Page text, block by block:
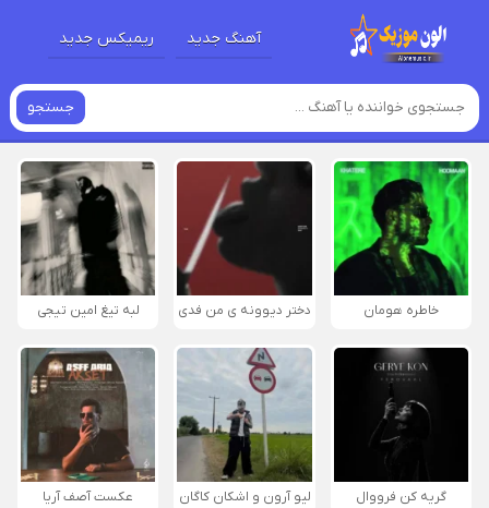
آهنگ جدید ریمیکس جدید
جستجو
خاطره هومان دختر دیوونه‌ ی من فدی لبه تیغ امین تیجی
گریه کن فرووال لیو آرون و اشکان کاگان عکست آصف آریا